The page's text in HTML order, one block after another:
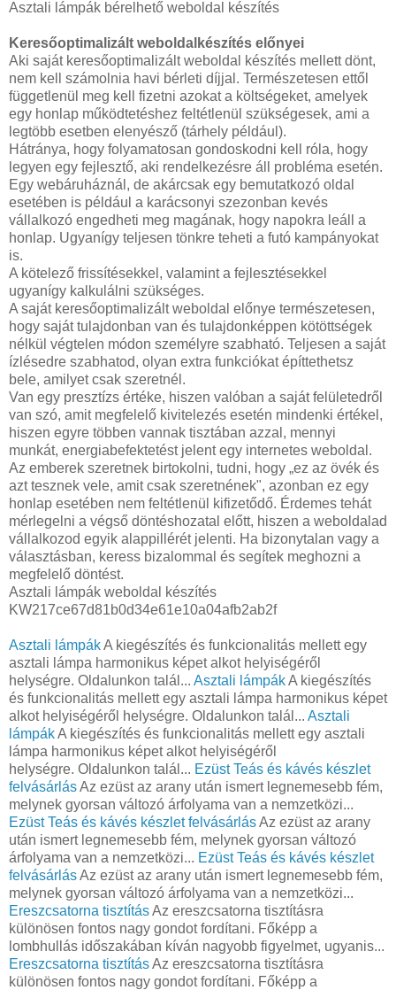
Asztali lámpák bérelhető weboldal készítés
Keresőoptimalizált weboldalkészítés előnyei
Aki saját keresőoptimalizált weboldal készítés mellett dönt,
nem kell számolnia havi bérleti díjjal. Természetesen ettől
függetlenül meg kell fizetni azokat a költségeket, amelyek
egy honlap működtetéshez feltétlenül szükségesek, ami a
legtöbb esetben elenyésző (tárhely például).
Hátránya, hogy folyamatosan gondoskodni kell róla, hogy
legyen egy fejlesztő, aki rendelkezésre áll probléma esetén.
Egy webáruháznál, de akárcsak egy bemutatkozó oldal
esetében is például a karácsonyi szezonban kevés
vállalkozó engedheti meg magának, hogy napokra leáll a
honlap. Ugyanígy teljesen tönkre teheti a futó kampányokat
is.
A kötelező frissítésekkel, valamint a fejlesztésekkel
ugyanígy kalkulálni szükséges.
A saját keresőoptimalizált weboldal előnye természetesen,
hogy saját tulajdonban van és tulajdonképpen kötöttségek
nélkül végtelen módon személyre szabható. Teljesen a saját
ízlésedre szabhatod, olyan extra funkciókat építtethetsz
bele, amilyet csak szeretnél.
Van egy presztízs értéke, hiszen valóban a saját felületedről
van szó, amit megfelelő kivitelezés esetén mindenki értékel,
hiszen egyre többen vannak tisztában azzal, mennyi
munkát, energiabefektetést jelent egy internetes weboldal.
Az emberek szeretnek birtokolni, tudni, hogy „ez az övék és
azt tesznek vele, amit csak szeretnének", azonban ez egy
honlap esetében nem feltétlenül kifizetődő. Érdemes tehát
mérlegelni a végső döntéshozatal előtt, hiszen a weboldalad
vállalkozod egyik alappillérét jelenti. Ha bizonytalan vagy a
választásban, keress bizalommal és segítek meghozni a
megfelelő döntést.
Asztali lámpák weboldal készítés
KW217ce67d81b0d34e61e10a04afb2ab2f
Asztali lámpákA kiegészítés és funkcionalitás mellett egy
asztali lámpa harmonikus képet alkot helyiségéről
helységre. Oldalunkon talál... Asztali lámpákA kiegészítés
és funkcionalitás mellett egy asztali lámpa harmonikus képet
alkot helyiségéről helységre. Oldalunkon talál... Asztali
lámpákA kiegészítés és funkcionalitás mellett egy asztali
lámpa harmonikus képet alkot helyiségéről
helységre. Oldalunkon talál... Ezüst Teás és kávés készlet
felvásárlásAz ezüst az arany után ismert legnemesebb fém,
melynek gyorsan változó árfolyama van a nemzetközi...
Ezüst Teás és kávés készlet felvásárlásAz ezüst az arany
után ismert legnemesebb fém, melynek gyorsan változó
árfolyama van a nemzetközi... Ezüst Teás és kávés készlet
felvásárlásAz ezüst az arany után ismert legnemesebb fém,
melynek gyorsan változó árfolyama van a nemzetközi...
Ereszcsatorna tisztításAz ereszcsatorna tisztításra
különösen fontos nagy gondot fordítani. Főképp a
lombhullás időszakában kíván nagyobb figyelmet, ugyanis...
Ereszcsatorna tisztításAz ereszcsatorna tisztításra
különösen fontos nagy gondot fordítani. Főképp a